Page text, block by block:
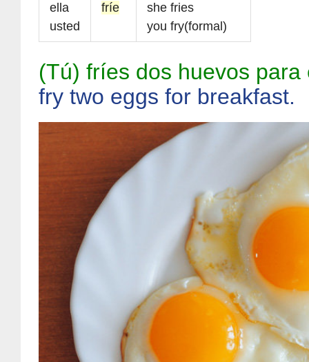
ella
usted
fríe
she fries
you fry(formal)
(Tú) fríes dos huevos para
fry two eggs for breakfast.